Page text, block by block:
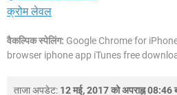
क्रोम लेवल
वैकल्पिक स्पेलिंग: Google Chrome for
browser iphone app iTunes free
ताजा अपडेट: 12 मई, 2017 को अपराह्न 08:46